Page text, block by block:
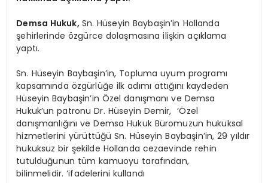
Demsa Hukuk, Sn. Hüseyin Baybaşin’in Hollanda
şehirlerinde özgürce dolaşmasına ilişkin açıklama
yaptı.
Sn. Hüseyin Baybaşin’in, Topluma uyum programı
kapsamında özgürlüğe ilk adımı attığını kaydeden
Hüseyin Baybaşin’in Özel danışmanı ve Demsa
Hukuk’un patronu Dr. Hüseyin Demir, ‘Özel
danışmanlığını ve Demsa Hukuk Büromuzun hukuksal
hizmetlerini yürüttüğü Sn. Hüseyin Baybaşin’in, 29 yıldır
hukuksuz bir şekilde Hollanda cezaevinde rehin
tutulduğunun tüm kamuoyu tarafından,
bilinmelidir. ‘ifadelerini kullandı